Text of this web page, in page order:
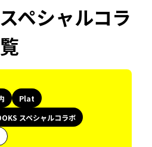
ペシャルコラ
Plat
スペシャルコラボ